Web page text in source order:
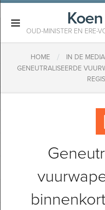
OUD-MINISTER EN ERE-
HOME / IN DE MEDIA
GENEUTRALISEERDE